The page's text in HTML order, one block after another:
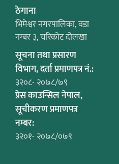
ठेगाना
भिमेश्वर नगरपालिका, वडा
नम्बर ३, चरिकोट दोलखा
सूचना तथा प्रसारण
विभाग, दर्ता प्रमाणपत्र नं.:
३२०८- २०७८/७९
प्रेस काउन्सिल नेपाल,
सूचीकरण प्रमाणपत्र
नम्बर:
३२०१- २०७८/०७९